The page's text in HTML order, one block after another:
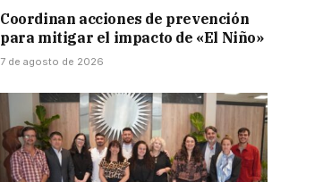
Coordinan acciones de prevención
para mitigar el impacto de «El Niño»
7 de agosto de 2026